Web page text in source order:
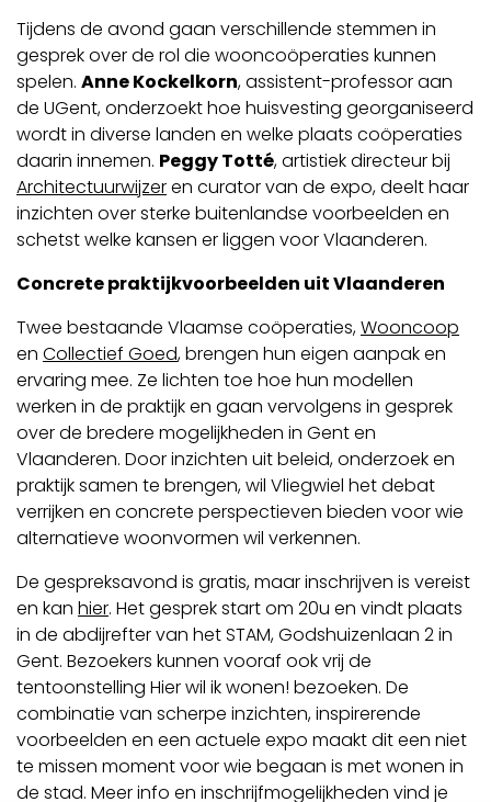
Tijdens de avond gaan verschillende stemmen in
gesprek over de rol die wooncoöperaties kunnen
spelen. Anne Kockelkorn, assistent-professor aan
de UGent, onderzoekt hoe huisvesting georganiseerd
wordt in diverse landen en welke plaats coöperaties
daarin innemen. Peggy Totté, artistiek directeur bij
Architectuurwijzeren curator van de expo, deelt haar
inzichten over sterke buitenlandse voorbeelden en
schetst welke kansen er liggen voor Vlaanderen.
Concrete praktijkvoorbeelden uit Vlaanderen
Twee bestaande Vlaamse coöperaties,Wooncoop
en Collectief Goed, brengen hun eigen aanpak en
ervaring mee. Ze lichten toe hoe hun modellen
werken in de praktijk en gaan vervolgens in gesprek
over de bredere mogelijkheden in Gent en
Vlaanderen. Door inzichten uit beleid, onderzoek en
praktijk samen te brengen, wil Vliegwiel het debat
verrijken en concrete perspectieven bieden voor wie
alternatieve woonvormen wil verkennen.
De gespreksavond is gratis, maar inschrijven is vereist
en kan hier. Het gesprek start om 20u en vindt plaats
in de abdijrefter van het STAM, Godshuizenlaan 2 in
Gent. Bezoekers kunnen vooraf ook vrij de
tentoonstelling Hier wil ik wonen! bezoeken. De
combinatie van scherpe inzichten, inspirerende
voorbeelden en een actuele expo maakt dit een niet
te missen moment voor wie begaan is met wonen in
de stad. Meer info en inschrijfmogelijkheden vind je